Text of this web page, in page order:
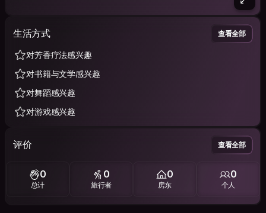
生活方式 查看全部
对芳香疗法感兴趣
对书籍与文学感兴趣
对舞蹈感兴趣
对游戏感兴趣
评价 查看全部
0
总计
0
旅行者
0
房东
0
个人